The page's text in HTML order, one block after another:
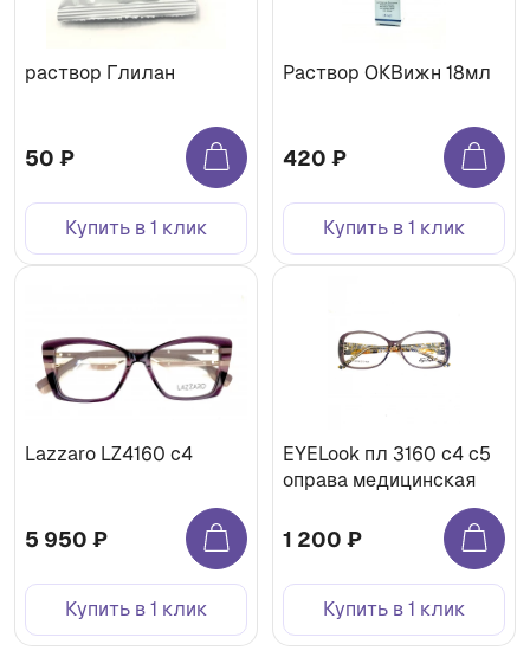
раствор Глилан
50 ₽
Купить в 1 клик
Раствор ОКВижн 18мл
420 ₽
Купить в 1 клик
Lazzaro LZ4160 c4
5 950 ₽
Купить в 1 клик
EYELook пл 3160 с4 с5
оправа медицинская
1 200 ₽
Купить в 1 клик